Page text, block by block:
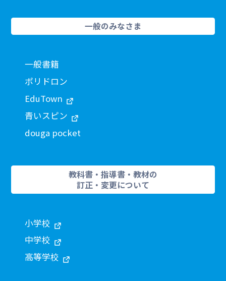
一般のみなさま
一般書籍
ポリドロン
EduTown
青いスピン
douga pocket
教科書・指導書・教材の
訂正・変更について
小学校
中学校
高等学校